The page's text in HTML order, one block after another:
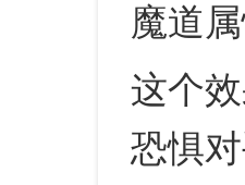
魔道
这个
恐惧